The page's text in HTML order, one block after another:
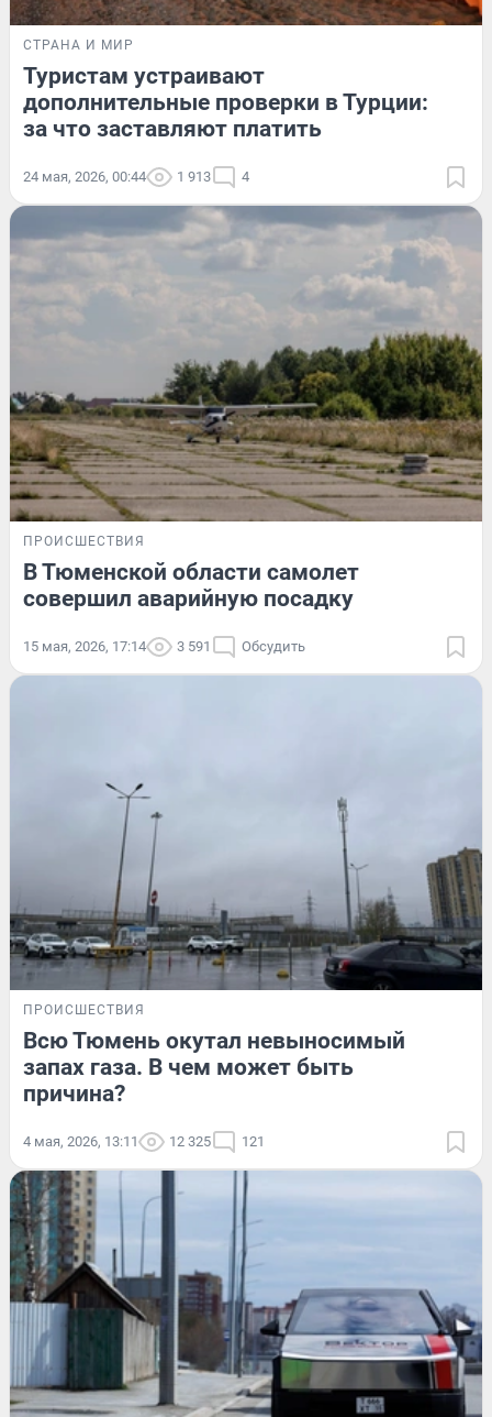
СТРАНА И МИР
Туристам устраивают
дополнительные проверки в Турции:
за что заставляют платить
24 мая, 2026, 00:44 1 913 4
ПРОИСШЕСТВИЯ
В Тюменской области самолет
совершил аварийную посадку
15 мая, 2026, 17:14 3 591 Обсудить
ПРОИСШЕСТВИЯ
Всю Тюмень окутал невыносимый
запах газа. В чем может быть
причина?
4 мая, 2026, 13:11 12 325 121